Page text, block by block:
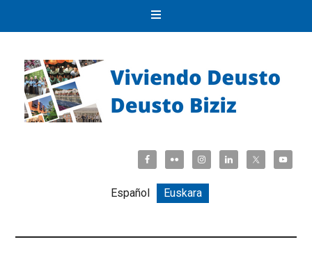
Español Euskara